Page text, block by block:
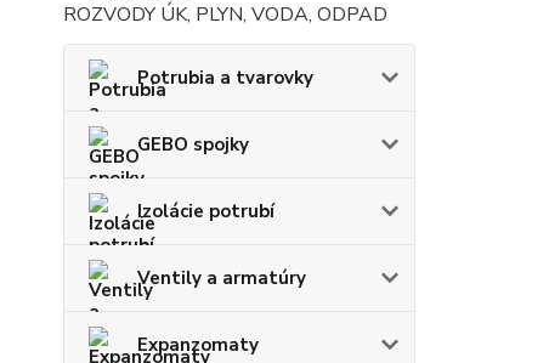
ROZVODY ÚK, PLYN, VODA, ODPAD
Potrubia a tvarovky
GEBO spojky
Izolácie potrubí
Ventily a armatúry
Expanzomaty